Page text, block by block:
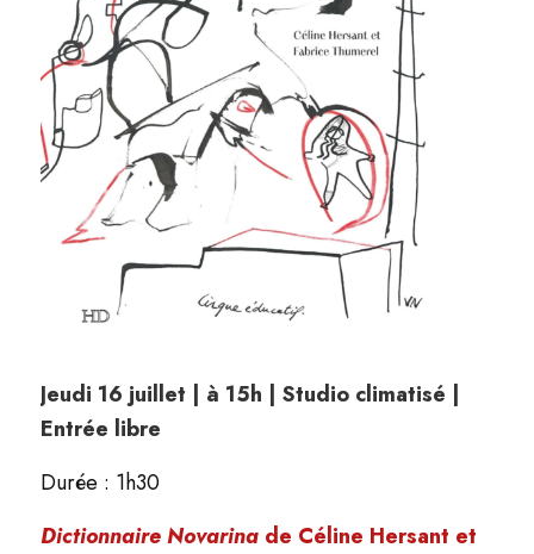
Jeudi 16 juillet | à 15h | Studio climatisé |
Entrée libre
Durée : 1h30
Dictionnaire Novarinade Céline Hersant et